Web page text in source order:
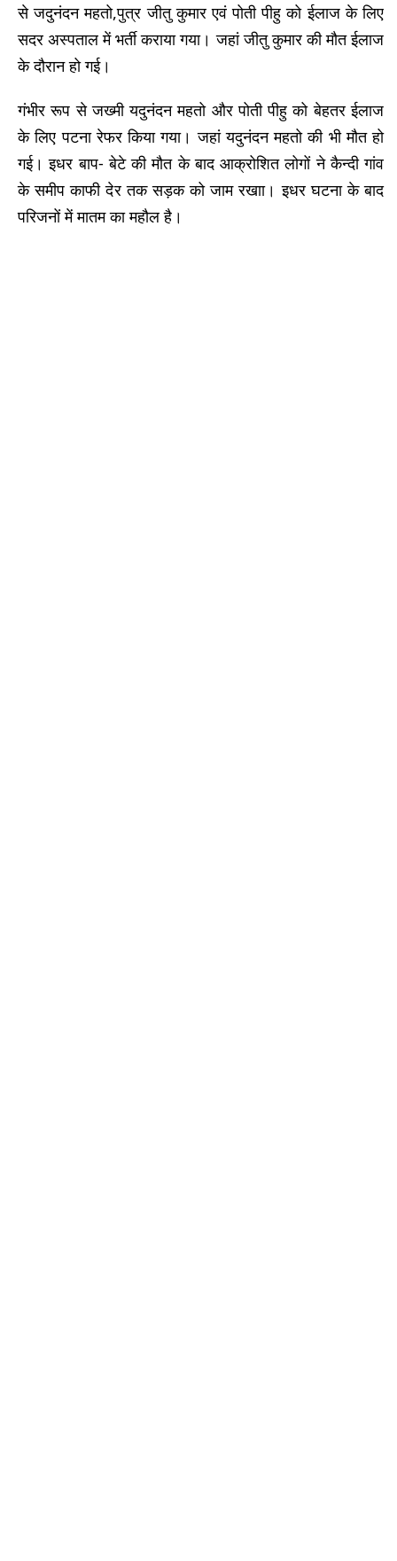
से जदुनंदन महतो,पुत्र जीतु कुमार एवं पोती पीहु को ईलाज के लिए
सदर अस्पताल में भर्ती कराया गया। जहां जीतु कुमार की मौत ईलाज
के दौरान हो गई।
गंभीर रूप से जख्मी यदुनंदन महतो और पोती पीहु को बेहतर ईलाज
के लिए पटना रेफर किया गया। जहां यदुनंदन महतो की भी मौत हो
गई। इधर बाप- बेटे की मौत के बाद आक्रोशित लोगों ने कैन्दी गांव
के समीप काफी देर तक सड़क को जाम रखाा। इधर घटना के बाद
परिजनों में मातम का महौल है।